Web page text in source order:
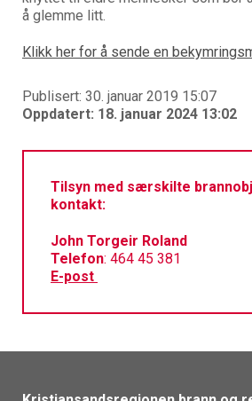
å glemme litt.
Klikk her for å sende en
Publisert: 30. januar 2019 15:07
Oppdatert: 18. januar 2024 13:02
Tilsyn med særskilte
kontakt:
John Torgeir Roland
Telefon: 464 45 381
E-post